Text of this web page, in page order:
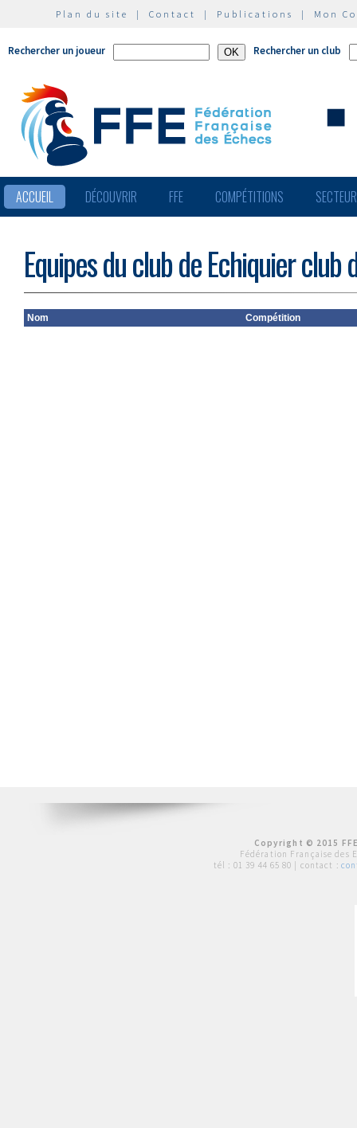
Plan du site | Contact | Publications | Mon
Rechercher un joueur Rechercher un club
ACCUEIL DÉCOUVRIR FFE COMPÉTITIONS
Equipes du club de Echiquier club
Nom Compétition
Copyright © 2015
Fédération Française des
tél : 01 39 44 65 80 | contact :